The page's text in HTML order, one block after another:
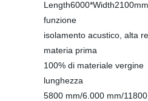
Length6000*Width2100mm
funzione
isolamento acustico, alta
materia prima
100% di materiale vergine
lunghezza
5800 mm/6.000 mm/